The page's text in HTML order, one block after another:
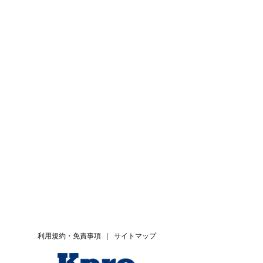
サイトマップ
利用規約・免責事項